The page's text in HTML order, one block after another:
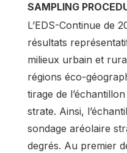
SAMPLING
L’EDS-Continue de
résultats
milieux urbain et
régions éco-
tirage de
strate. Ainsi,
sondage aréolaire
degrés. Au premier